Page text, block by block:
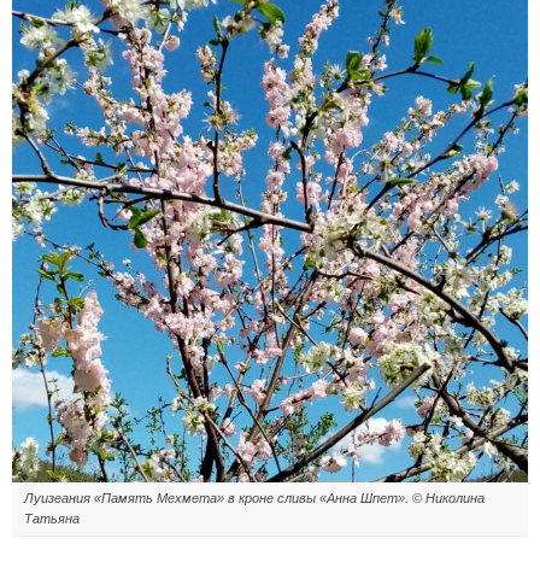
Луизеания «Память Мехмета» в кроне сливы «Анна Шпет». © Николина
Татьяна